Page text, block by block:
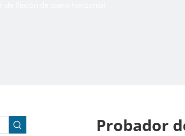
Probador